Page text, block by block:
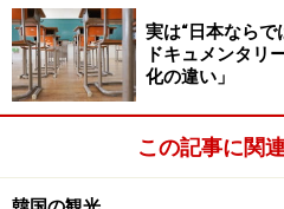
実は“日本ならで
ドキュメンタリ
化の違い」
この記事に関